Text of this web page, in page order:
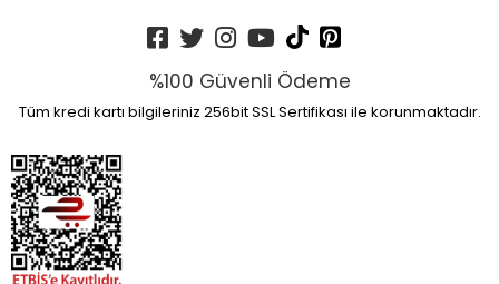
%100 Güvenli Ödeme
Tüm kredi kartı bilgileriniz 256bit SSL Sertifikası ile korunmaktadır.